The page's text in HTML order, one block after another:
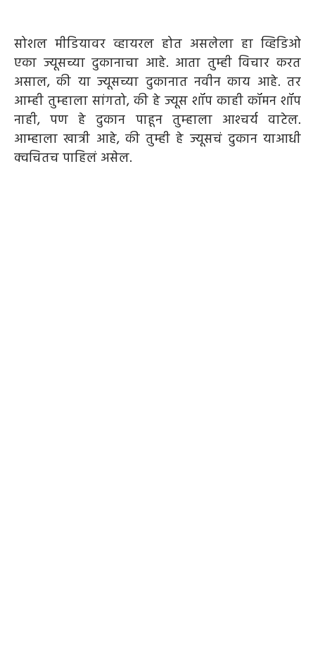
सोशल मीडियावर व्हायरल होत असलेला हा व्हिडिओ
एका ज्यूसच्या दुकानाचा आहे. आता तुम्ही विचार करत
असाल, की या ज्यूसच्या दुकानात नवीन काय आहे. तर
आम्‍ही तुम्‍हाला सांगतो, की हे ज्यूस शॉप काही कॉमन शॉप
नाही, पण हे दुकान पाहून तुम्‍हाला आश्‍चर्य वाटेल.
आम्हाला खात्री आहे, की तुम्ही हे ज्यूसचं दुकान याआधी
क्वचितच पाहिलं असेल.